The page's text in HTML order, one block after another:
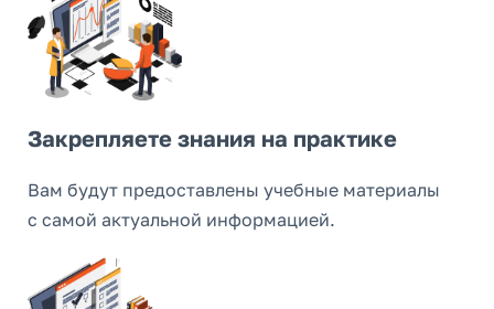
Закрепляете знания на практике
Вам будут предоставлены учебные материалы
с самой актуальной информацией.